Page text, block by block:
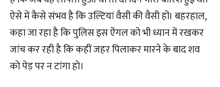
ऐसे में कैसे संभव है कि उल्टियां वैसी की वैसी हों। बहरहाल,
कहा जा रहा है कि पुलिस इस ऐंगल को भी ध्यान में रखकर
जांच कर रही है कि कहीं जहर पिलाकर मारने के बाद शव
को पेड़ पर न टांगा हो।